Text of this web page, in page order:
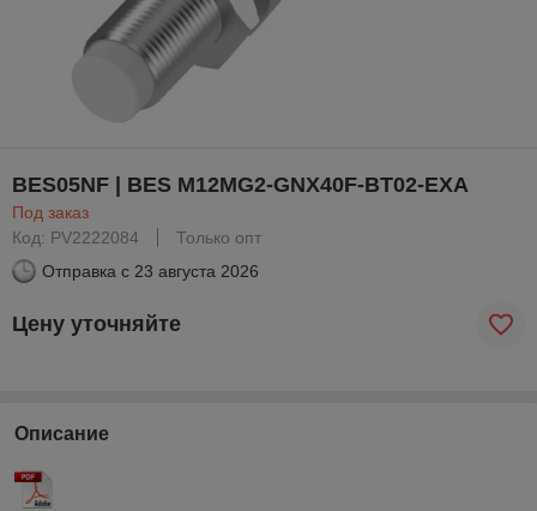
BES05NF | BES M12MG2-GNX40F-BT02-EXA
Под заказ
Код: PV2222084
Только опт
Отправка с 23 августа 2026
Цену уточняйте
Описание